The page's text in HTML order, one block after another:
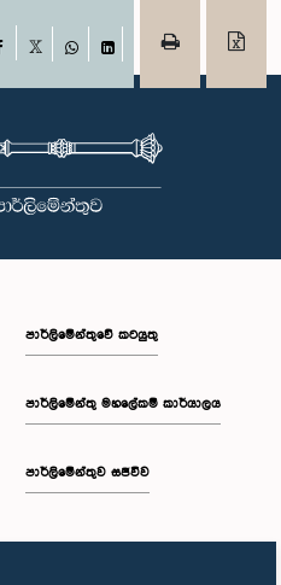
Facebook
WhatsAppLinkedIn
පාර්ලිමේන්තුවේ කටයුතු
පාර්ලිමේන්තු මහලේකම් කාර්යාලය
පාර්ලිමේන්තුව සජීවීව